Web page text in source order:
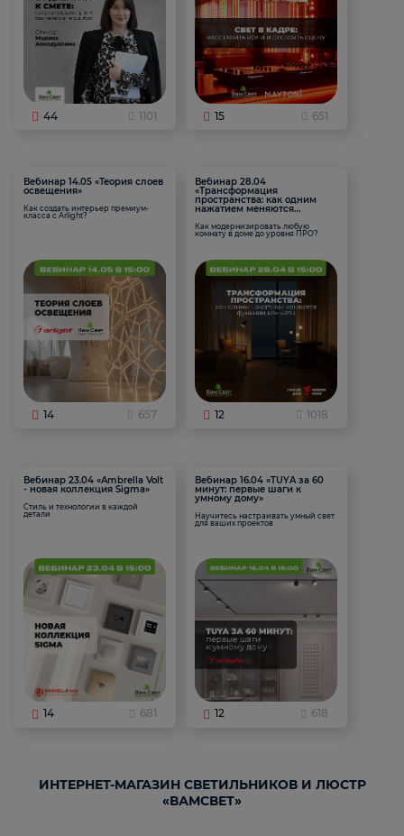
44 1101 15 651
Вебинар 14.05 «Теория слоев
освещения»
Как создать интерьер премиум-
класса с Arlight?
14 657
Вебинар 28.04
«Трансформация
пространства: как одним
нажатием меняются
Как модернизировать любую
комнату в доме до уровня ПРО?
12 1018
Вебинар 23.04 «Ambrella Volt
- новая коллекция Sigma»
Стиль и технологии в каждой
детали
14 681
Вебинар 16.04 «TUYA за 60
минут: первые шаги к
умному дому»
Научитесь настраивать умный свет
для ваших проектов
12 618
ИНТЕРНЕТ-МАГАЗИН СВЕТИЛЬНИКОВ И ЛЮСТР
«ВАМСВЕТ»